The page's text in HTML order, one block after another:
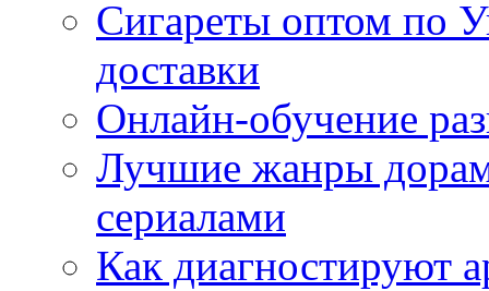
Сигареты оптом по
доставки
Онлайн-обучение
Лучшие жанры дорам
сериалами
Как диагностируют